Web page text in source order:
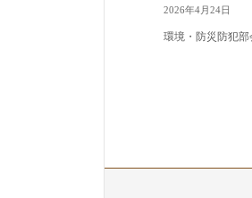
2026年4月24日
環境・防災防犯部